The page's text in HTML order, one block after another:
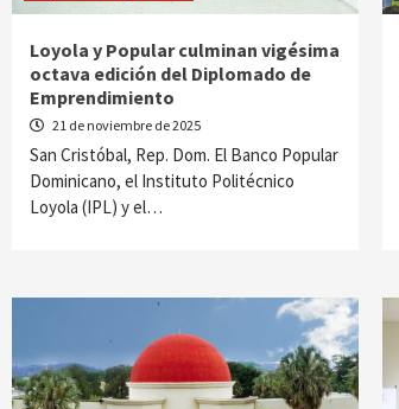
Loyola y Popular culminan vigésima
octava edición del Diplomado de
Emprendimiento
21 de noviembre de 2025
San Cristóbal, Rep. Dom. El Banco Popular
Dominicano, el Instituto Politécnico
Loyola (IPL) y el…